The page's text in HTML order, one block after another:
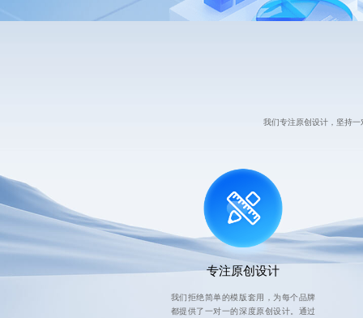
我们专注原创设计，坚持
专注原创设计
我们拒绝简单的模版套用，为每个品牌
都提供了一对一的深度原创设计。通过